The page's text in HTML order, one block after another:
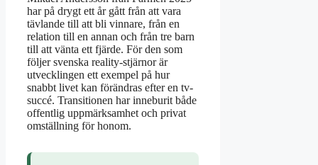
har på drygt ett år gått från att vara
tävlande till att bli vinnare, från en
relation till en annan och från tre barn
till att vänta ett fjärde. För den som
följer svenska reality-stjärnor är
utvecklingen ett exempel på hur
snabbt livet kan förändras efter en tv-
succé. Transitionen har inneburit både
offentlig uppmärksamhet och privat
omställning för honom.